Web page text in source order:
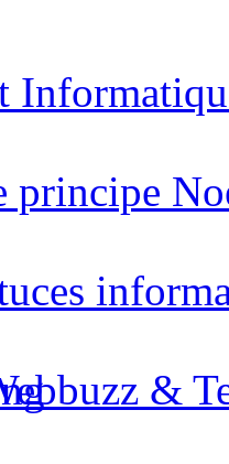
principe
&